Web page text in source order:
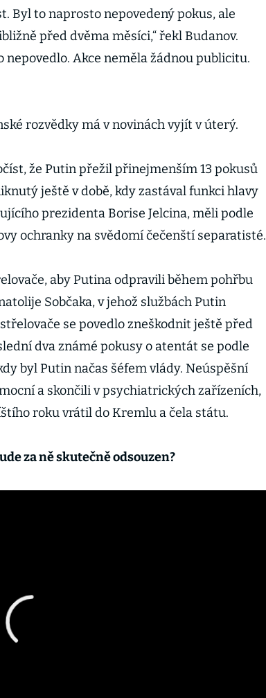
Byl to naprosto nepovedený pokus, ale
před dvěma měsíci,“ řekl Budanov.
nepovedlo. Akce neměla žádnou publicitu.
rozvědky má v novinách vyjít v úterý.
že Putin přežil přinejmenším 13 pokusů
ještě v době, kdy zastával funkci hlavy
prezidenta Borise Jelcina, měli podle
ochranky na svědomí čečenští separatisté.
aby Putina odpravili během pohřbu
Sobčaka, v jehož službách Putin
se povedlo zneškodnit ještě před
dva známé pokusy o atentát se podle
byl Putin načas šéfem vlády. Neúspěšní
a skončili v psychiatrických zařízeních,
roku vrátil do Kremlu a čela státu.
za ně skutečně odsouzen?